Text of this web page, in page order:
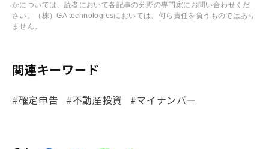
かについては、読者において各記事の分野の専門家にお問い合わせくだ
さい。（株）GA technologiesにおいては、何ら責任を負うものではあり
ません。
関連キーワード
#確定申告 #不動産投資 #マイナンバー